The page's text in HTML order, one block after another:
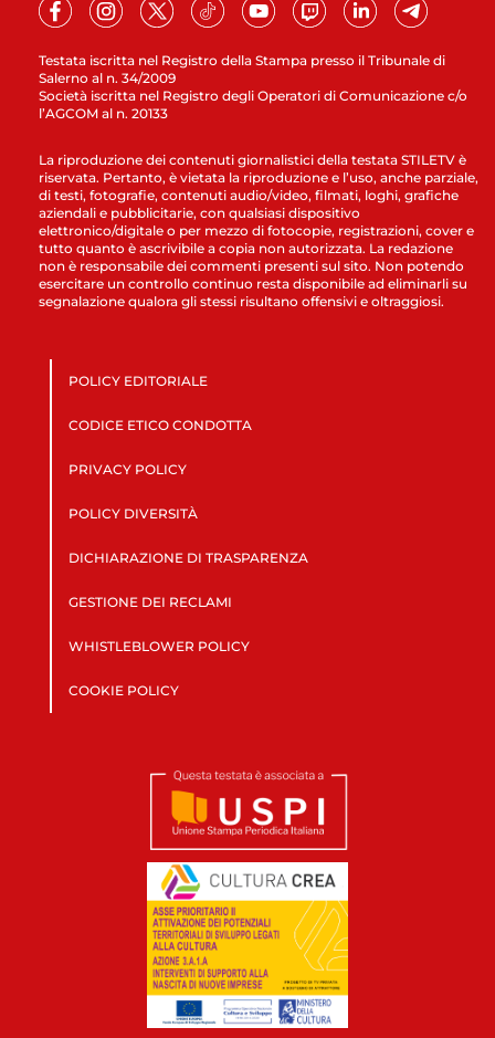
Testata iscritta nel Registro della Stampa presso il Tribunale di
Salerno al n. 34/2009
Società iscritta nel Registro degli Operatori di Comunicazione c/o
l’AGCOM al n. 20133
La riproduzione dei contenuti giornalistici della testata STILETV è
riservata. Pertanto, è vietata la riproduzione e l’uso, anche parziale,
di testi, fotografie, contenuti audio/video, filmati, loghi, grafiche
aziendali e pubblicitarie, con qualsiasi dispositivo
elettronico/digitale o per mezzo di fotocopie, registrazioni, cover e
tutto quanto è ascrivibile a copia non autorizzata. La redazione
non è responsabile dei commenti presenti sul sito. Non potendo
esercitare un controllo continuo resta disponibile ad eliminarli su
segnalazione qualora gli stessi risultano offensivi e oltraggiosi.
POLICY EDITORIALE
CODICE ETICO CONDOTTA
PRIVACY POLICY
POLICY DIVERSITÀ
DICHIARAZIONE DI TRASPARENZA
GESTIONE DEI RECLAMI
WHISTLEBLOWER POLICY
COOKIE POLICY